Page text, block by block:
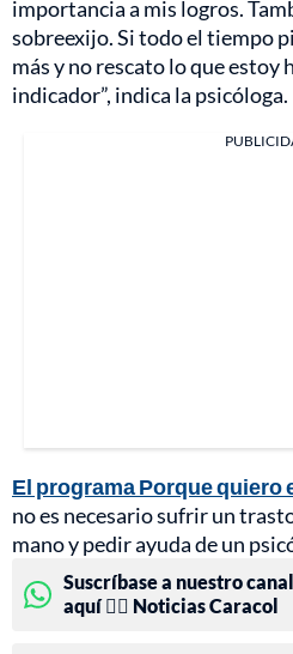
importancia a mis logros.
sobreexijo. Si todo el tiempo
más y no rescato lo que estoy
indicador”, indica la psicóloga.
El programa Porque quiero
no es necesario sufrir un
mano y pedir ayuda de un
Suscríbase a nuestro
aquí 👉🏻 Noticias Caracol